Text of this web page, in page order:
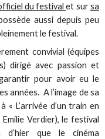
du festivalet sursa
aussi depuis peu
le festival.
convivial (équipes
dirigé avec passion et
pour avoir eu le
années. A l’image de sa
« L’arrivée d’un train en
Verdier), le festival
que le cinéma